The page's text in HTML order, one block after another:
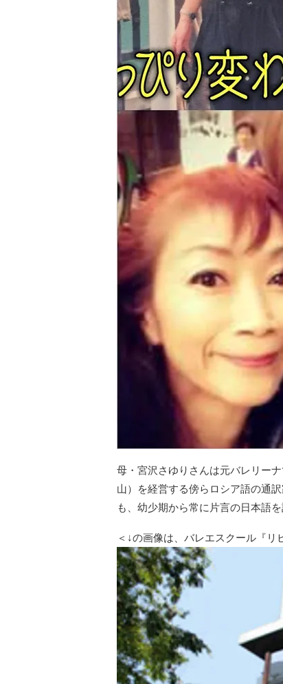
母・宮沢さゆりさんは元バレリー
山）を経営する傍らロシア語の通
も、幼少期から常に片言の日本語
＜↓の画像は、バレエスクール『